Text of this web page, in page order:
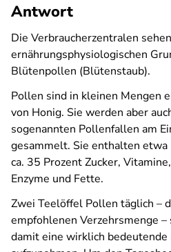
Antwort
Die Verbraucherzentralen
ernährungsphysiologischen
Blütenpollen (Blütenstaub).
Pollen sind in kleinen Mengen
von Honig. Sie werden aber
sogenannten Pollenfallen am
gesammelt. Sie enthalten
ca. 35 Prozent Zucker,
Enzyme und Fette.
Zwei Teelöffel Pollen täglich –
empfohlenen Verzehrsmenge –
damit eine wirklich